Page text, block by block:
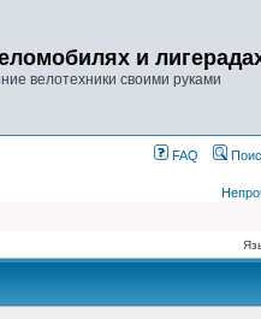
и
велотехники своими руками
FAQ